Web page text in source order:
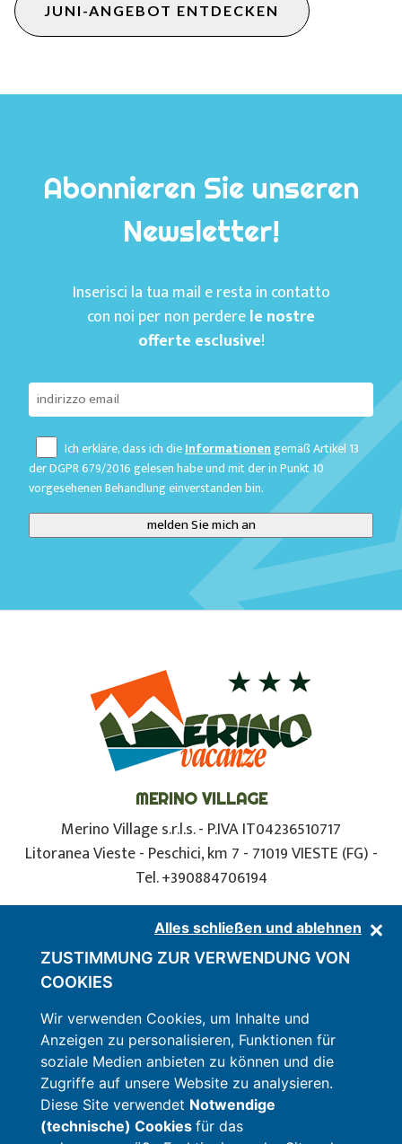
Alles schließen und ablehnen
ZUSTIMMUNG ZUR VERWENDUNG VON
COOKIES
Wir verwenden Cookies, um Inhalte und
Anzeigen zu personalisieren, Funktionen für
soziale Medien anbieten zu können und die
Zugriffe auf unsere Website zu analysieren.
Diese Site verwendet Notwendige
(technische) Cookies für das
JUNI-ANGEBOT ENTDECKEN
Abonnieren Sie unseren
Newsletter!
Inserisci la tua mail e resta in contatto
con noi per non perderele nostre
offerte esclusive!
Ich erkläre, dass ich dieInformationengemäß Artikel 13
der DGPR 679/2016 gelesen habe und mit der in Punkt 10
vorgesehenen Behandlung einverstanden bin.
melden Sie mich an
MERINO VILLAGE
Merino Village s.r.l.s. - P.IVA IT04236510717
Litoranea Vieste - Peschici, km 7 - 71019 VIESTE (FG) -
Tel. +390884706194
Privacy Policy-Cookie Policy
FOLGE UNS AUF FACEBOOK
ENTDECKEN SIE MERINO BEACH